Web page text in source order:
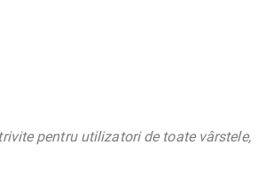
pentru utilizatori de toate vârstele,